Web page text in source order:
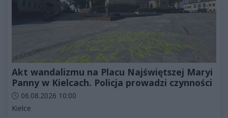
Akt wandalizmu na Placu Najświętszej Maryi
Panny w Kielcach. Policja prowadzi czynności
Data dodania artykułu:
06.08.2026 10:00
Kategorie artykułu:
Kielce